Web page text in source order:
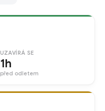
UZAVÍRÁ SE
1h
před odletem